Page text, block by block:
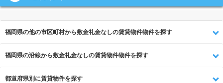
福岡県の他の市区町村から敷金礼金なしの賃貸物件物件を探す
福岡県の沿線から敷金礼金なしの賃貸物件物件を探す
都道府県別に賃貸物件を探す